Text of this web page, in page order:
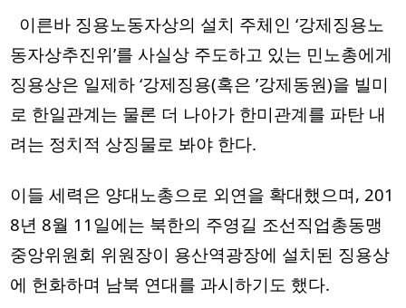
동자상추진위’를 사실상 주도하고 있는 민노총에게
징용상은 일제하 ‘강제징용(혹은 ’강제동원)을 빌미
로 한일관계는 물론 더 나아가 한미관계를 파탄 내
려는 정치적 상징물로 봐야 한다.
이들 세력은 양대노총으로 외연을 확대했으며, 201
8년 8월 11일에는 북한의 주영길 조선직업총동맹
중앙위원회 위원장이 용산역광장에 설치된 징용상
에 헌화하며 남북 연대를 과시하기도 했다.